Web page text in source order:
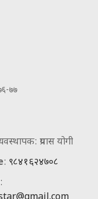
७७
प्रयास योगी
: ९८४१६२४७०८
: